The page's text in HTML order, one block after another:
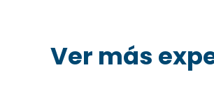
Ver más